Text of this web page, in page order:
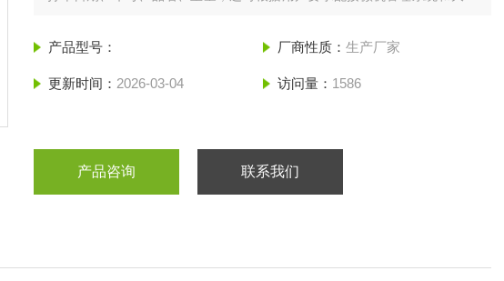
产品型号： 厂商性质： 生产厂家
更新时间： 2026-03-04 访问量： 1586
产品咨询 联系我们